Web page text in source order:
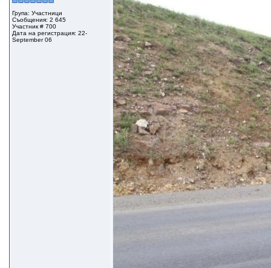
Група: Участници
Съобщения: 2 645
Участник # 700
Дата на регистрация: 22-
September 06